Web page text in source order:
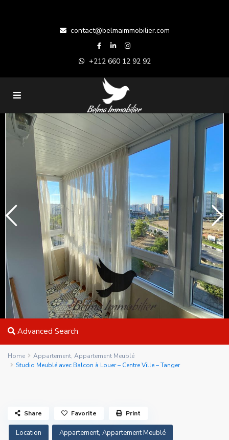
contact@belmaimmobilier.com
+212 660 12 92 92
Advanced Search
Home Appartement, Appartement Meublé
Studio Meublé avec Balcon à Louer – Centre Ville – Tanger
Location Appartement, Appartement Meublé
Share Favorite Print